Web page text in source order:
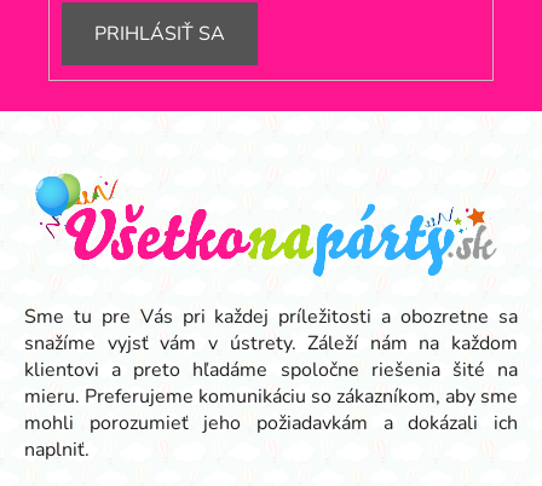
PRIHLÁSIŤ SA
Z
Sme tu pre Vás pri každej príležitosti a obozretne sa
snažíme vyjsť vám v ústrety. Záleží nám na každom
klientovi a preto hľadáme spoločne riešenia šité na
mieru. Preferujeme komunikáciu so zákazníkom, aby sme
mohli porozumieť jeho požiadavkám a dokázali ich
naplniť.